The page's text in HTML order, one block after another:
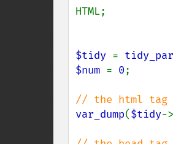
HTML;
$tidy =
$num = 0;
var_dump($tidy->